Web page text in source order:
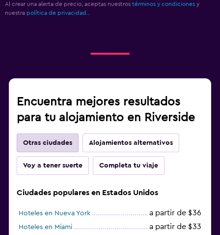
Al crear una alerta de precio, aceptas nuestros términos y condiciones y
nuestra política de privacidad.
Encuentra mejores resultados
para tu alojamiento en Riverside
Otras ciudades Alojamientos alternativos
Voy a tener suerte Completa tu viaje
Ciudades populares en Estados Unidos
Hoteles en Nueva York a partir de $36
Hoteles en Miami a partir de $33